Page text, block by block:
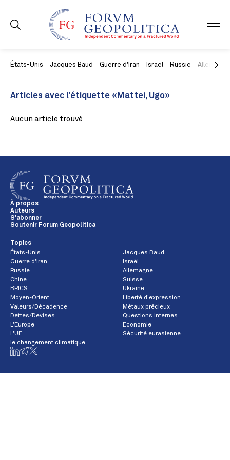
États-Unis Jacques Baud Guerre d'Iran Israël Russie Allemagne
Articles avec l’étiquette «Mattei, Ugo»
Aucun article trouvé
À propos
Auteurs
S'abonner
Soutenir Forum Geopolitica
Topics
États-Unis
Jacques Baud
Guerre d'Iran
Israël
Russie
Allemagne
Chine
Suisse
BRICS
Ukraine
Moyen-Orient
Liberté d'expression
Valeurs/Décadence
Métaux précieux
Dettes/Devises
Questions internes
L'Europe
Economie
L'UE
Sécurité eurasienne
le changement climatique